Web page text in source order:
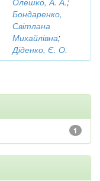
Бондаренко,
Світлана
Михайлівна;
Діденко, Є. О.
1